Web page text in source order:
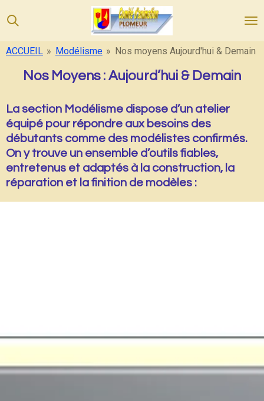
au
principal
ACCUEIL » Modélisme » Nos moyens Aujourd'hui & Demain
Nos Moyens : Aujourd’hui & Demain
La section Modélisme dispose d’un atelier
équipé pour répondre aux besoins des
débutants comme des modélistes confirmés.
On y trouve un ensemble d’outils fiables,
entretenus et adaptés à la construction, la
réparation et la finition de modèles :